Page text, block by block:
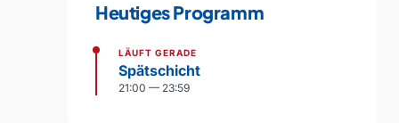
Heutiges Programm
LÄUFT GERADE
Spätschicht
21:00 — 23:59